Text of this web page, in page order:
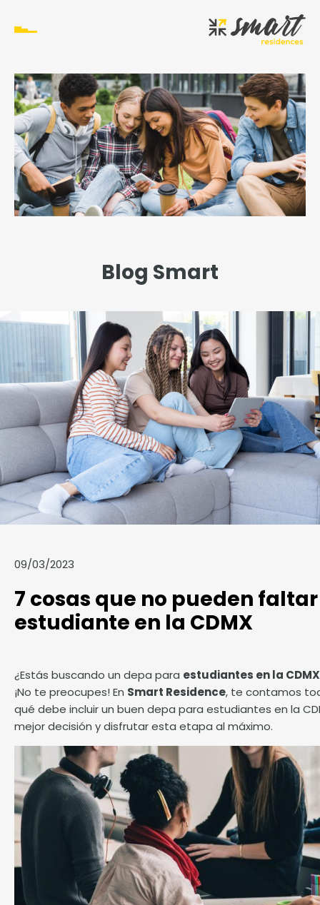
Blog Smart
09/03/2023
7 cosas que no pueden
estudiante en la CDMX
¿Estás buscando un depa para estudiantes en la CDMX
¡No te preocupes! En Smart Residence, te contamos
qué debe incluir un buen depa para estudiantes en la
mejor decisión y disfrutar esta etapa al máximo.